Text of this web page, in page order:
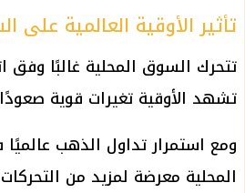
تأثير الأوقية العالمية على
تتحرك السوق المحلية غالبًا وفق
تشهد الأوقية تغيرات قوية
ومع استمرار تداول الذهب
المحلية معرضة لمزيد من